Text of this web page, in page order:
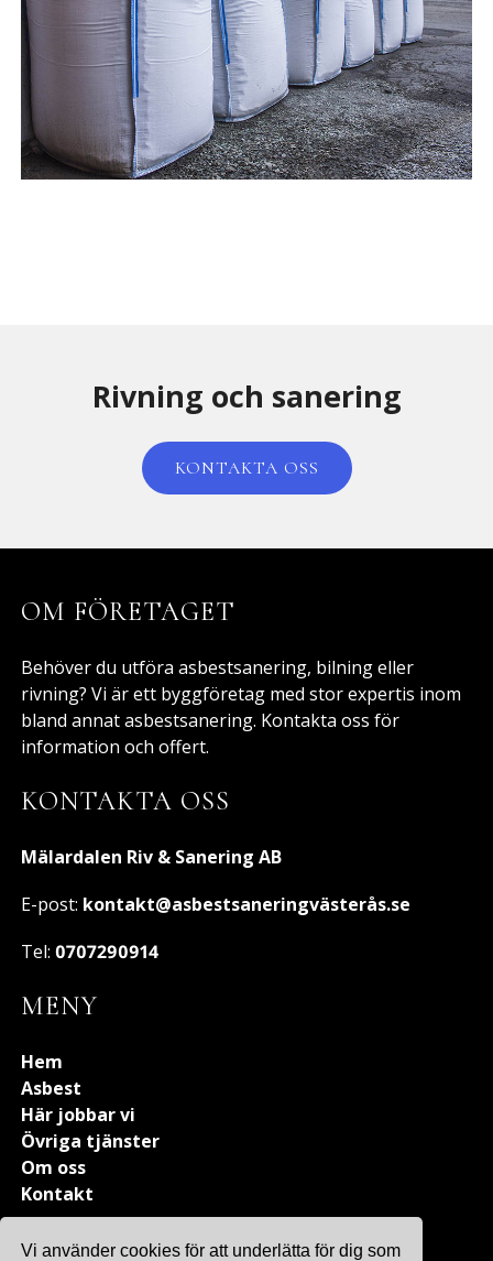
Vi använder cookies för att underlätta för dig som
Rivning och sanering
KONTAKTA OSS
OM FÖRETAGET
Behöver du utföra asbestsanering, bilning eller
rivning? Vi är ett byggföretag med stor expertis inom
bland annat asbestsanering. Kontakta oss för
information och offert.
KONTAKTA OSS
Mälardalen Riv & Sanering AB
E-post: kontakt@asbestsaneringvästerås.se
Tel:0707290914
MENY
Hem
Asbest
Här jobbar vi
Övriga tjänster
Om oss
Kontakt